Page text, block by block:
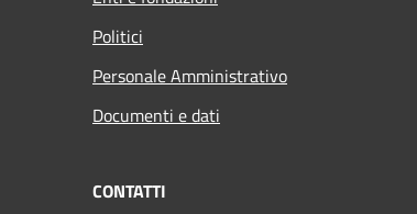
Politici
Personale Amministrativo
Documenti e dati
CONTATTI